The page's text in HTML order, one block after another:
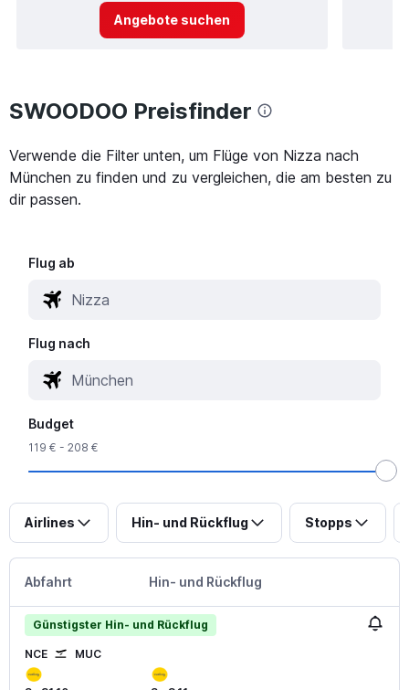
Angebote suchen
SWOODOO Preisfinder
Verwende die Filter unten, um Flüge von Nizza nach
München zu finden und zu vergleichen, die am besten zu
dir passen.
Flug ab
Flug nach
Budget
119 € - 208 €
Airlines Hin- und Rückflug Stopps
Abfahrt Hin- und Rückflug
Günstigster Hin- und Rückflug
NCE MUC